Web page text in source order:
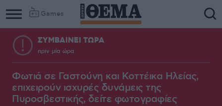
Games
Column
1
Column
2
ΣΥΜΒΑΙΝΕΙ ΤΩΡΑ
πριν μία ώρα
Φωτιά σε Γαστούνη και Κοττέικα Ηλείας,
επιχειρούν ισχυρές δυνάμεις της
Πυροσβεστικής, δείτε φωτογραφίες